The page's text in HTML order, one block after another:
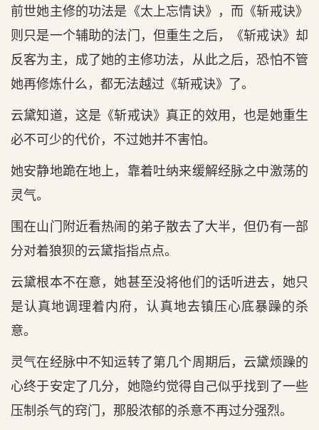
前世她主修的功法是《太上忘情诀》，而《斩戒诀》
则只是一个辅助的法门，但重生之后，《斩戒诀》却
反客为主，成了她的主修功法，从此之后，恐怕不管
她再修炼什么，都无法越过《斩戒诀》了。
云黛知道，这是《斩戒诀》真正的效用，也是她重生
必不可少的代价，不过她并不害怕。
她安静地跪在地上，靠着吐纳来缓解经脉之中激荡的
灵气。
围在山门附近看热闹的弟子散去了大半，但仍有一部
分对着狼狈的云黛指指点点。
云黛根本不在意，她甚至没将他们的话听进去，她只
是认真地调理着内府，认真地去镇压心底暴躁的杀
意。
灵气在经脉中不知运转了第几个周期后，云黛烦躁的
心终于安定了几分，她隐约觉得自己似乎找到了一些
压制杀气的窍门，那股浓郁的杀意不再过分强烈。